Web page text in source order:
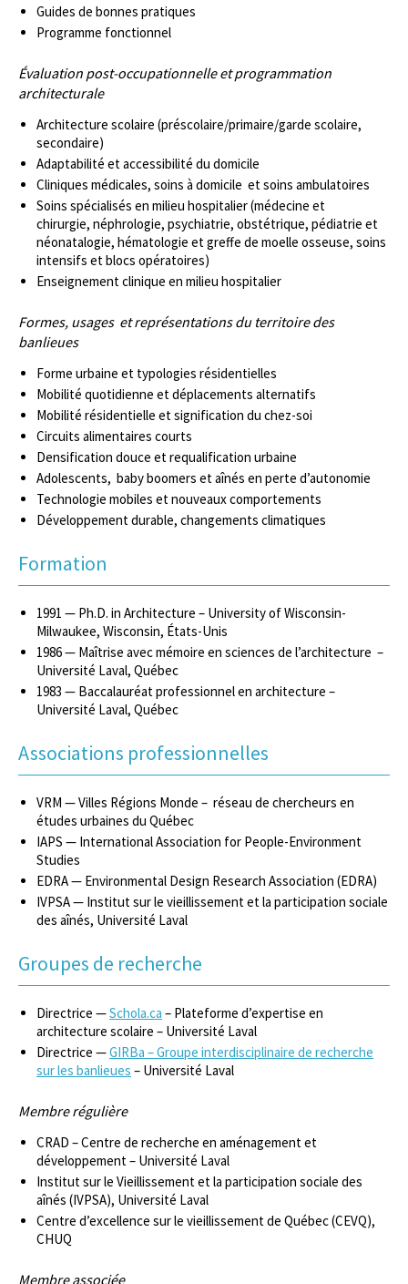
Guides de bonnes pratiques
Programme fonctionnel
Évaluation post-occupationnelle et programmation
architecturale
Architecture scolaire (préscolaire/primaire/garde scolaire,
secondaire)
Adaptabilité et accessibilité du domicile
Cliniques médicales, soins à domicile et soins ambulatoires
Soins spécialisés en milieu hospitalier (médecine et
chirurgie, néphrologie, psychiatrie, obstétrique, pédiatrie et
néonatalogie, hématologie et greffe de moelle osseuse, soins
intensifs et blocs opératoires)
Enseignement clinique en milieu hospitalier
Formes, usages et représentations du territoire des
banlieues
Forme urbaine et typologies résidentielles
Mobilité quotidienne et déplacements alternatifs
Mobilité résidentielle et signification du chez-soi
Circuits alimentaires courts
Densification douce et requalification urbaine
Adolescents, baby boomers et aînés en perte d’autonomie
Technologie mobiles et nouveaux comportements
Développement durable, changements climatiques
Formation
1991 — Ph.D. in Architecture – University of Wisconsin-
Milwaukee, Wisconsin, États-Unis
1986 — Maîtrise avec mémoire en sciences de l’architecture –
Université Laval, Québec
1983 — Baccalauréat professionnel en architecture –
Université Laval, Québec
Associations professionnelles
VRM — Villes Régions Monde – réseau de chercheurs en
études urbaines du Québec
IAPS — International Association for People-Environment
Studies
EDRA — Environmental Design Research Association (EDRA)
IVPSA — Institut sur le vieillissement et la participation sociale
des aînés, Université Laval
Groupes de recherche
Directrice —Schola.ca – Plateforme d’expertise en
architecture scolaire – Université Laval
Directrice —GIRBa – Groupe interdisciplinaire de recherche
sur les banlieues – Université Laval
Membre régulière
CRAD – Centre de recherche en aménagement et
développement – Université Laval
Institut sur le Vieillissement et la participation sociale des
aînés (IVPSA), Université Laval
Centre d’excellence sur le vieillissement de Québec (CEVQ),
CHUQ
Membre associée